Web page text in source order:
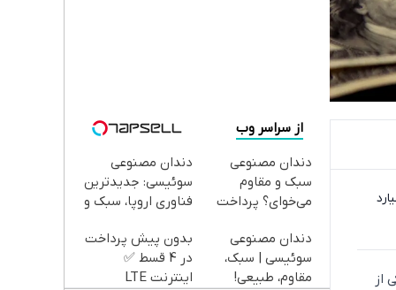
ارزیابی می‌شود و برآوردها از ۲۴ میلیارد
از
از سراسر وب
دندان مصنوعی
سبک و مقاوم
می‌خوای؟ پرداخت
😍 | 📍تهران
دندان مصنوعی
سوئیسی: جدیدترین
فناوری اروپا، سبک و
قسطی
دندان مصنوعی
سوئیسی | سبک،
مقاوم، طبیعی!
بدون پیش پرداخت
در 4 قسط ✅
اینترنت LTE